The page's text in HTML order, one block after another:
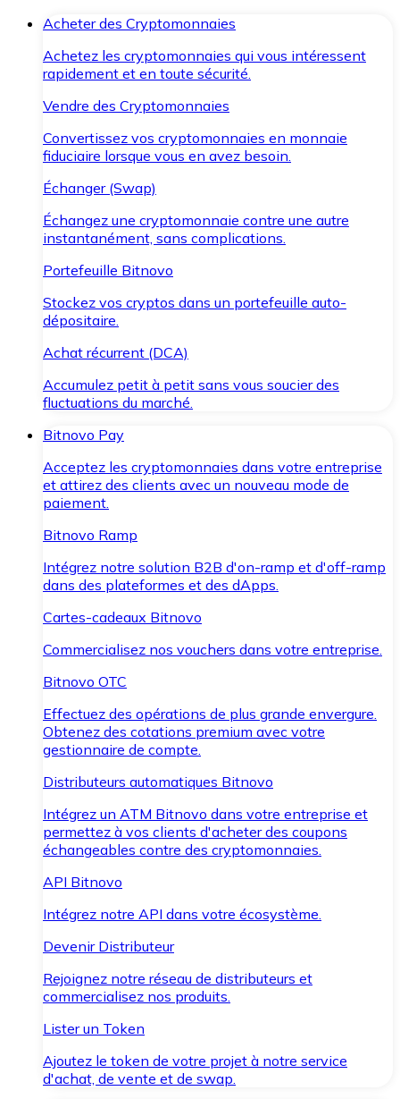
Acheter des Cryptomonnaies
Achetez les cryptomonnaies qui vous intéressent
rapidement et en toute sécurité.
Vendre des Cryptomonnaies
Convertissez vos cryptomonnaies en monnaie
fiduciaire lorsque vous en avez besoin.
Échanger (Swap)
Échangez une cryptomonnaie contre une autre
instantanément, sans complications.
Portefeuille Bitnovo
Stockez vos cryptos dans un portefeuille auto-
dépositaire.
Achat récurrent (DCA)
Accumulez petit à petit sans vous soucier des
fluctuations du marché.
Bitnovo Pay
Acceptez les cryptomonnaies dans votre entreprise
et attirez des clients avec un nouveau mode de
paiement.
Bitnovo Ramp
Intégrez notre solution B2B d'on-ramp et d'off-ramp
dans des plateformes et des dApps.
Cartes-cadeaux Bitnovo
Commercialisez nos vouchers dans votre entreprise.
Bitnovo OTC
Effectuez des opérations de plus grande envergure.
Obtenez des cotations premium avec votre
gestionnaire de compte.
Distributeurs automatiques Bitnovo
Intégrez un ATM Bitnovo dans votre entreprise et
permettez à vos clients d'acheter des coupons
échangeables contre des cryptomonnaies.
API Bitnovo
Intégrez notre API dans votre écosystème.
Devenir Distributeur
Rejoignez notre réseau de distributeurs et
commercialisez nos produits.
Lister un Token
Ajoutez le token de votre projet à notre service
d'achat, de vente et de swap.